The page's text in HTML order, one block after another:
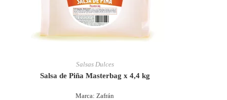
Marca: Zafrán
Salsas Dulces
Salsa de Piña Masterbag x 4,4 kg